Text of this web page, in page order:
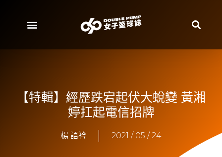
【特輯】經歷跌宕起伏大蛻變 黃湘
婷扛起電信招牌
楊 語衿 2021 / 05 / 24